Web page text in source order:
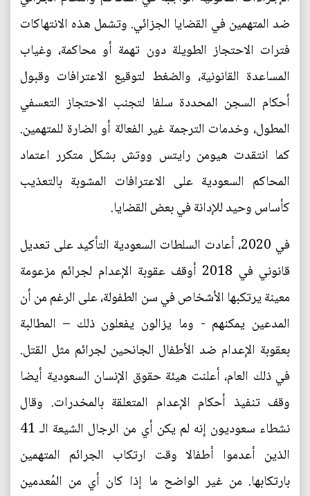
ضد المتهمين في القضايا الجزائي. وتشمل هذه الانتهاكات
فترات الاحتجاز الطويلة دون تهمة أو محاكمة، وغياب
المساعدة القانونية، والضغط لتوقيع الاعترافات وقبول
أحكام السجن المحددة سلفا لتجنب الاحتجاز التعسفي
المطول، وخدمات الترجمة غير الفعالة أو الضارة للمتهمين.
كما انتقدت هيومن رايتس ووتش بشكل متكرر اعتماد
المحاكم السعودية على الاعترافات المشوبة بالتعذيب
كأساس وحيد للإدانة في بعض القضايا.
في 2020، أعادت السلطات السعودية التأكيد على تعديل
قانوني في 2018 أوقف عقوبة الإعدام لجرائم مزعومة
معينة يرتكبها الأشخاص في سن الطفولة، على الرغم من أن
المدعين يمكنهم - وما يزالون يفعلون ذلك – المطالبة
بعقوبة الإعدام ضد الأطفال الجانحين لجرائم مثل القتل.
في ذلك العام، أعلنت هيئة حقوق الإنسان السعودية أيضا
وقف تنفيذ أحكام الإعدام المتعلقة بالمخدرات. وقال
نشطاء سعوديون إنه لم يكن أي من الرجال الشيعة الـ 41
الذين أعدموا أطفالا وقت ارتكاب الجرائم المتهمين
بارتكابها. من غير الواضح ما إذا كان أي من المُعدمين